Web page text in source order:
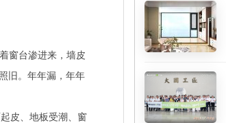
窗台渗进来，墙皮
旧。年年漏，年年
皮、地板受潮、窗